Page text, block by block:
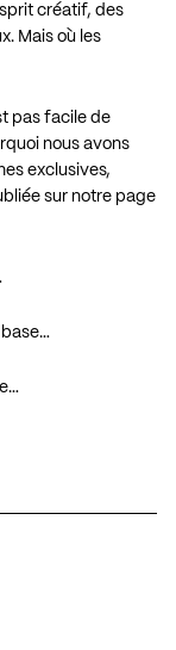
créatif, des
Mais où les
pas facile de
nous avons
exclusives,
sur notre page